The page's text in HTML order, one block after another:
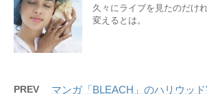
久々にライブを見たのだけ
変えるとは。
PREV
マンガ「BLEACH」のハリウッ